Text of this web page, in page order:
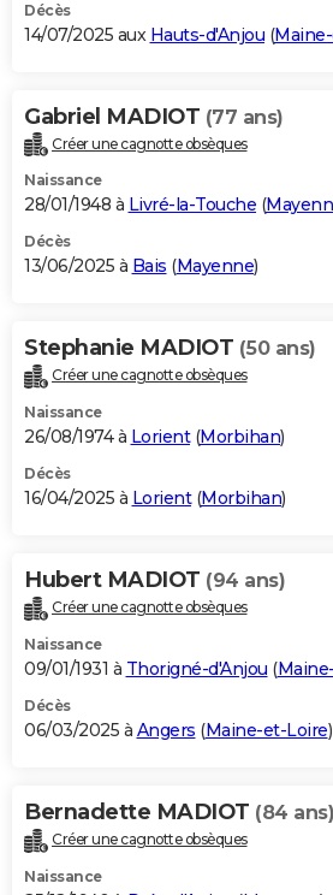
Décès
14/07/2025 aux Hauts-d'Anjou (
Gabriel MADIOT (77 ans)
Créer une cagnotte obsèques
Naissance
28/01/1948 à Livré-la-Touche (
Décès
13/06/2025 à Bais (Mayenne)
Stephanie MADIOT (50 ans)
Créer une cagnotte obsèques
Naissance
26/08/1974 à Lorient(Morbihan)
Décès
16/04/2025 à Lorient(Morbihan)
Hubert MADIOT (94 ans)
Créer une cagnotte obsèques
Naissance
09/01/1931 à Thorigné-d'Anjou (
Décès
06/03/2025 à Angers (Maine-et-Loire)
Bernadette MADIOT (84 ans)
Créer une cagnotte obsèques
Naissance